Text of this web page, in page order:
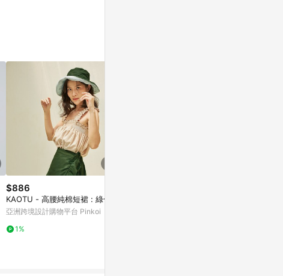
$886
KAOTU - 高腰純棉短裙 : 綠色
亞洲跨境設計購物平台 Pinkoi
1%